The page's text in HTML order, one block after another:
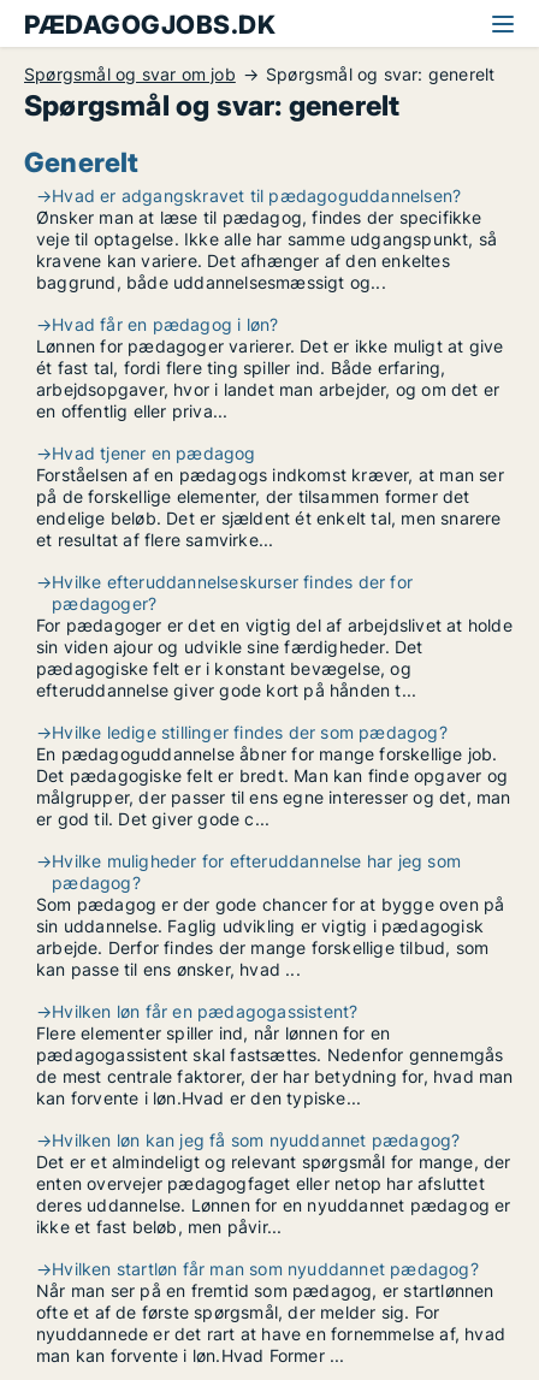
PÆDAGOGJOBS.DK
Spørgsmål og svar om job Spørgsmål og svar: generelt
Spørgsmål og svar: generelt
Generelt
→Hvad er adgangskravet til pædagoguddannelsen?
Ønsker man at læse til pædagog, findes der specifikke
veje til optagelse. Ikke alle har samme udgangspunkt, så
kravene kan variere. Det afhænger af den enkeltes
baggrund, både uddannelsesmæssigt og...
→Hvad får en pædagog i løn?
Lønnen for pædagoger varierer. Det er ikke muligt at give
ét fast tal, fordi flere ting spiller ind. Både erfaring,
arbejdsopgaver, hvor i landet man arbejder, og om det er
en offentlig eller priva...
→Hvad tjener en pædagog
Forståelsen af en pædagogs indkomst kræver, at man ser
på de forskellige elementer, der tilsammen former det
endelige beløb. Det er sjældent ét enkelt tal, men snarere
et resultat af flere samvirke...
→Hvilke efteruddannelseskurser findes der for
pædagoger?
For pædagoger er det en vigtig del af arbejdslivet at holde
sin viden ajour og udvikle sine færdigheder. Det
pædagogiske felt er i konstant bevægelse, og
efteruddannelse giver gode kort på hånden t...
→Hvilke ledige stillinger findes der som pædagog?
En pædagoguddannelse åbner for mange forskellige job.
Det pædagogiske felt er bredt. Man kan finde opgaver og
målgrupper, der passer til ens egne interesser og det, man
er god til. Det giver gode c...
→Hvilke muligheder for efteruddannelse har jeg som
pædagog?
Som pædagog er der gode chancer for at bygge oven på
sin uddannelse. Faglig udvikling er vigtig i pædagogisk
arbejde. Derfor findes der mange forskellige tilbud, som
kan passe til ens ønsker, hvad ...
→Hvilken løn får en pædagogassistent?
Flere elementer spiller ind, når lønnen for en
pædagogassistent skal fastsættes. Nedenfor gennemgås
de mest centrale faktorer, der har betydning for, hvad man
kan forvente i løn.Hvad er den typiske...
→Hvilken løn kan jeg få som nyuddannet pædagog?
Det er et almindeligt og relevant spørgsmål for mange, der
enten overvejer pædagogfaget eller netop har afsluttet
deres uddannelse. Lønnen for en nyuddannet pædagog er
ikke et fast beløb, men påvir...
→Hvilken startløn får man som nyuddannet pædagog?
Når man ser på en fremtid som pædagog, er startlønnen
ofte et af de første spørgsmål, der melder sig. For
nyuddannede er det rart at have en fornemmelse af, hvad
man kan forvente i løn.Hvad Former ...